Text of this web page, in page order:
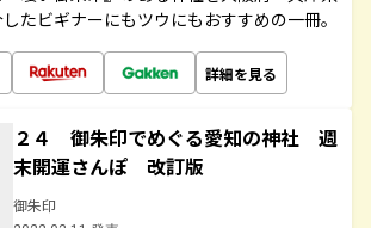
たビギナーにもツウにもおすすめの一冊。
詳細を見る
２４ 御朱印でめぐる愛知の神社 週
末開運さんぽ 改訂版
御朱印